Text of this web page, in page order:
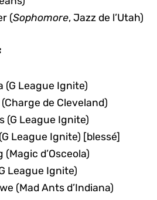
(Sophomore, Jazz de l’Utah)
(G League Ignite)
de Cleveland)
(G League Ignite)
League Ignite) [blessé]
(Magic d’Osceola)
League Ignite)
(Mad Ants d’Indiana)